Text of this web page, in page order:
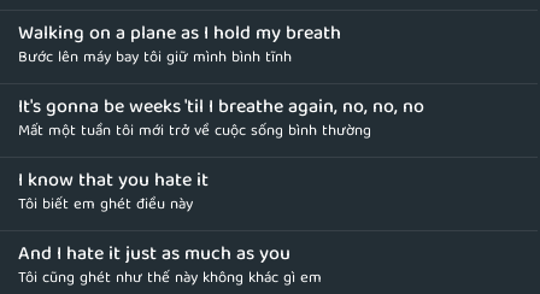
Walking on a plane as I hold my breath
Bước lên máy bay tôi giữ mình bình tĩnh
It's gonna be weeks 'til I breathe again, no, no, no
Mất một tuần tôi mới trở về cuộc sống bình thường
I know that you hate it
Tôi biết em ghét điều này
And I hate it just as much as you
Tôi cũng ghét như thế này không khác gì em